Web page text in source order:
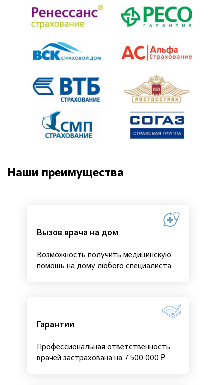
Наши преимущества
Вызов врача на дом
Возможность получить медицинскую
помощь на дому любого специалиста
Гарантии
Профессиональная ответственность
врачей застрахована на 7 500 000 ₽